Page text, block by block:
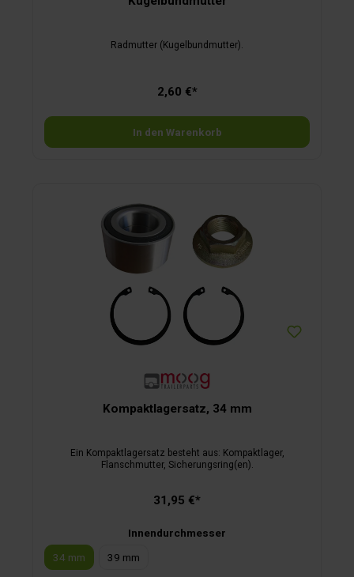
Radmutter (Kugelbundmutter).
2,60 €*
In den Warenkorb
Kompaktlagersatz, 34 mm
Ein Kompaktlagersatz besteht aus: Kompaktlager,
Flanschmutter, Sicherungsring(en).
31,95 €*
Innendurchmesser
34 mm
39 mm